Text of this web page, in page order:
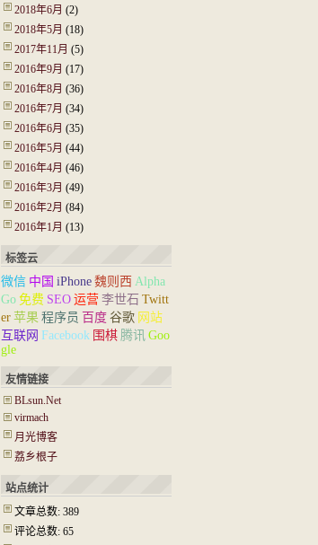
2018年6月 (2)
2018年5月 (18)
2017年11月 (5)
2016年9月 (17)
2016年8月 (36)
2016年7月 (34)
2016年6月 (35)
2016年5月 (44)
2016年4月 (46)
2016年3月 (49)
2016年2月 (84)
2016年1月 (13)
标签云
微信 中国 iPhone 魏则西 Alpha
Go 免费 SEO 运营 李世石 Twitt
er 苹果 程序员 百度 谷歌 网站
互联网 Facebook 围棋 腾讯 Goo
gle
友情链接
BLsun.Net
virmach
月光博客
荔乡根子
站点统计
文章总数: 389
评论总数: 65